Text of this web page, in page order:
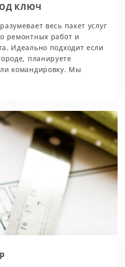
КЛЮЧ
весь пакет услуг
ремонтных работ и
Идеально подходит если
планируете
командировку. Мы